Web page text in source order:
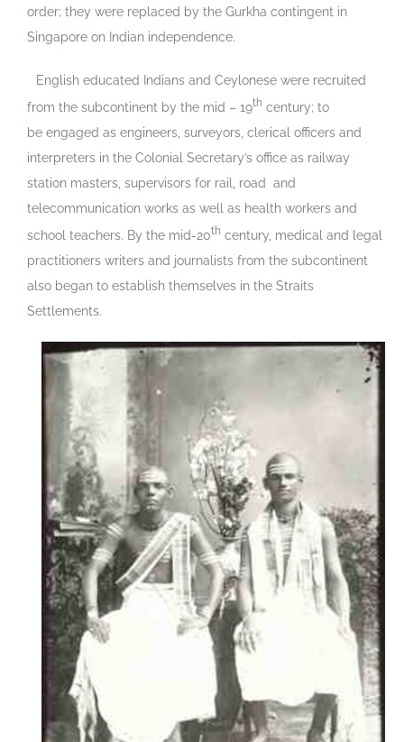
order; they were replaced by the Gurkha contingent in
Singapore on Indian independence.
English educated Indians and Ceylonese were recruited
from the subcontinent by the mid – 19th century; to
be engaged as engineers, surveyors, clerical officers and
interpreters in the Colonial Secretary’s office as railway
station masters, supervisors for rail, road and
telecommunication works as well as health workers and
school teachers. By the mid-20th century, medical and legal
practitioners writers and journalists from the subcontinent
also began to establish themselves in the Straits
Settlements.